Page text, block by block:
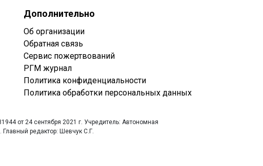
Дополнительно
Об организации
Обратная связь
Сервис пожертвований
РГМ журнал
Политика конфиденциальности
Политика обработки персональных данных
от 24 сентября 2021 г. Учредитель: Автономная
редактор: Шевчук С.Г.